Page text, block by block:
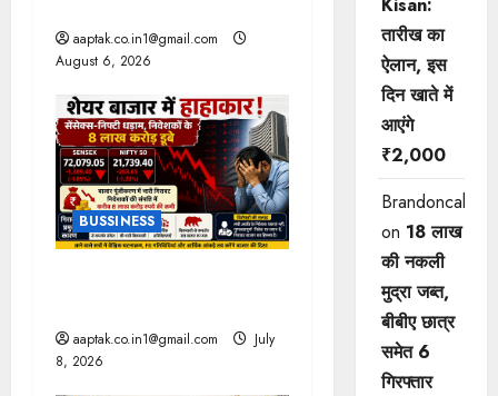
o
n
aaptak.co.in1@gmail.com
August 6, 2026
BUSSINESS
aaptak.co.in1@gmail.com
July
8, 2026
तारीख का
ऐलान, इस
दिन खाते में
आएंगे
₹2,000
Brandoncah
on 18 लाख
की नकली
मुद्रा जब्त,
बीबीए छात्र
समेत 6
गिरफ्तार